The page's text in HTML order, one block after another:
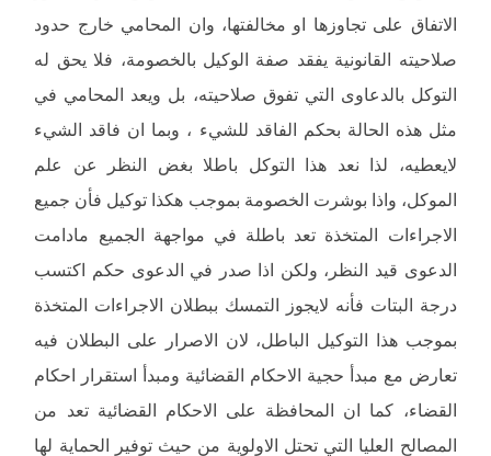
الاتفاق على تجاوزها او مخالفتها، وان المحامي خارج حدود
صلاحيته القانونية يفقد صفة الوكيل بالخصومة، فلا يحق له
التوكل بالدعاوى التي تفوق صلاحيته، بل ويعد المحامي في
مثل هذه الحالة بحكم الفاقد للشيء ، وبما ان فاقد الشيء
لايعطيه، لذا نعد هذا التوكل باطلا بغض النظر عن علم
الموكل، واذا بوشرت الخصومة بموجب هكذا توكيل فأن جميع
الاجراءات المتخذة تعد باطلة في مواجهة الجميع مادامت
الدعوى قيد النظر، ولكن اذا صدر في الدعوى حكم اكتسب
درجة البتات فأنه لايجوز التمسك ببطلان الاجراءات المتخذة
بموجب هذا التوكيل الباطل، لان الاصرار على البطلان فيه
تعارض مع مبدأ حجية الاحكام القضائية ومبدأ استقرار احكام
القضاء، كما ان المحافظة على الاحكام القضائية تعد من
المصالح العليا التي تحتل الاولوية من حيث توفير الحماية لها